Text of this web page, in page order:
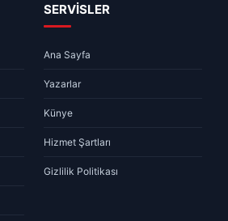
SERVİSLER
Ana Sayfa
Yazarlar
Künye
Hizmet Şartları
Gizlilik Politikası